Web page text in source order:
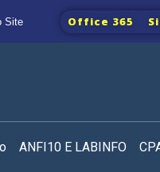
Site Office 365
ANFI10 E LABINFO